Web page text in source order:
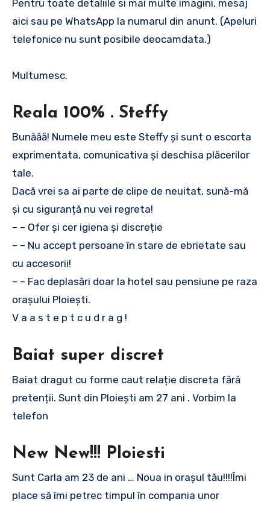
Pentru toate detaliile si mai multe imagini, mesaj
aici sau pe WhatsApp la numarul din anunt. (Apeluri
telefonice nu sunt posibile deocamdata.)
Multumesc.
Reala 100% . Steffy
Bunăăă! Numele meu este Steffy și sunt o escorta
exprimentata, comunicativa și deschisa plăcerilor
tale.
Dacă vrei sa ai parte de clipe de neuitat, sună-mă
și cu siguranță nu vei regreta!
– – Ofer și cer igiena și discreție
– – Nu accept persoane în stare de ebrietate sau
cu accesorii!
– – Fac deplasări doar la hotel sau pensiune pe raza
orașului Ploiești.
V a a s t e p t c u d r a g !
Baiat super discret
Baiat dragut cu forme caut relație discreta fără
pretenții. Sunt din Ploiești am 27 ani . Vorbim la
telefon
New New!!! Ploiesti
Sunt Carla am 23 de ani … Noua in orașul tău!!!!Îmi
place să îmi petrec timpul în compania unor